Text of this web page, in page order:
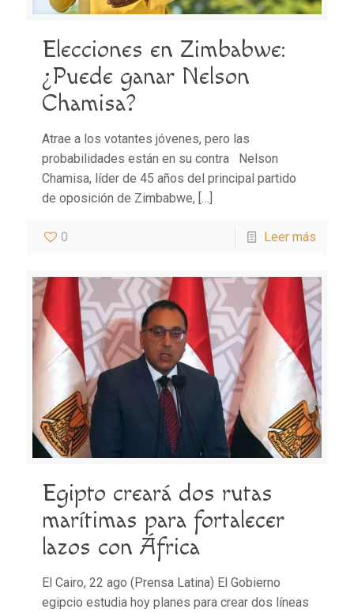
Elecciones en Zimbabwe:
¿Puede ganar Nelson
Chamisa?
Atrae a los votantes jóvenes, pero las
probabilidades están en su contra Nelson
Chamisa, líder de 45 años del principal partido
de oposición de Zimbabwe, […]
0 Leer más
Egipto creará dos rutas
marítimas para fortalecer
lazos con África
El Cairo, 22 ago (Prensa Latina) El Gobierno
egipcio estudia hoy planes para crear dos líneas